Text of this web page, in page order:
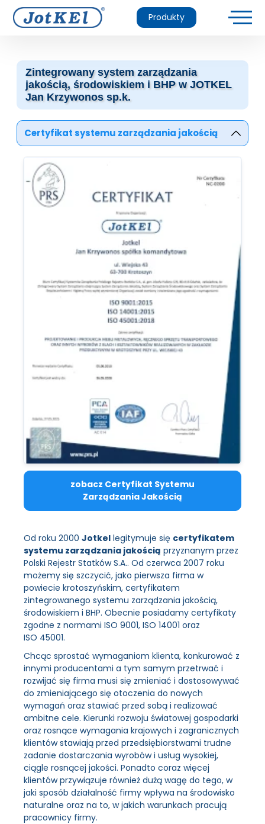
Produkty
Zintegrowany system zarządzania
jakością, środowiskiem i BHP w JOTKEL
Jan Krzywonos sp.k.
Certyfikat systemu zarządzania jakością
zobacz Certyfikat Systemu
Zarządzania Jakością
Od roku 2000Jotkel legitymuje się certyfikatem
systemu zarządzania jakością przyznanym przez
Polski Rejestr Statków S.A.. Od czerwca 2007 roku
możemy się szczycić, jako pierwsza firma w
powiecie krotoszyńskim, certyfikatem
zintegrowanego systemu zarządzania jakością,
środowiskiem i BHP. Obecnie posiadamy certyfikaty
zgodne z normami ISO 9001, ISO 14001 oraz
ISO 45001.
Chcąc sprostać wymaganiom klienta, konkurować z
innymi producentami a tym samym przetrwać i
rozwijać się firma musi się zmieniać i dostosowywać
do zmieniającego się otoczenia do nowych
wymagań oraz stawiać przed sobą i realizować
ambitne cele. Kierunki rozwoju światowej gospodarki
oraz rosnące wymagania krajowych i zagranicznych
klientów stawiają przed przedsiębiorstwami trudne
zadanie dostarczania wyrobów i usług wysokiej,
ciągle rosnącej jakości. Ponadto coraz więcej
klientów przywiązuje również dużą wagę do tego, w
jaki sposób działalność firmy wpływa na środowisko
naturalne oraz na to, w jakich warunkach pracują
pracownicy firmy.